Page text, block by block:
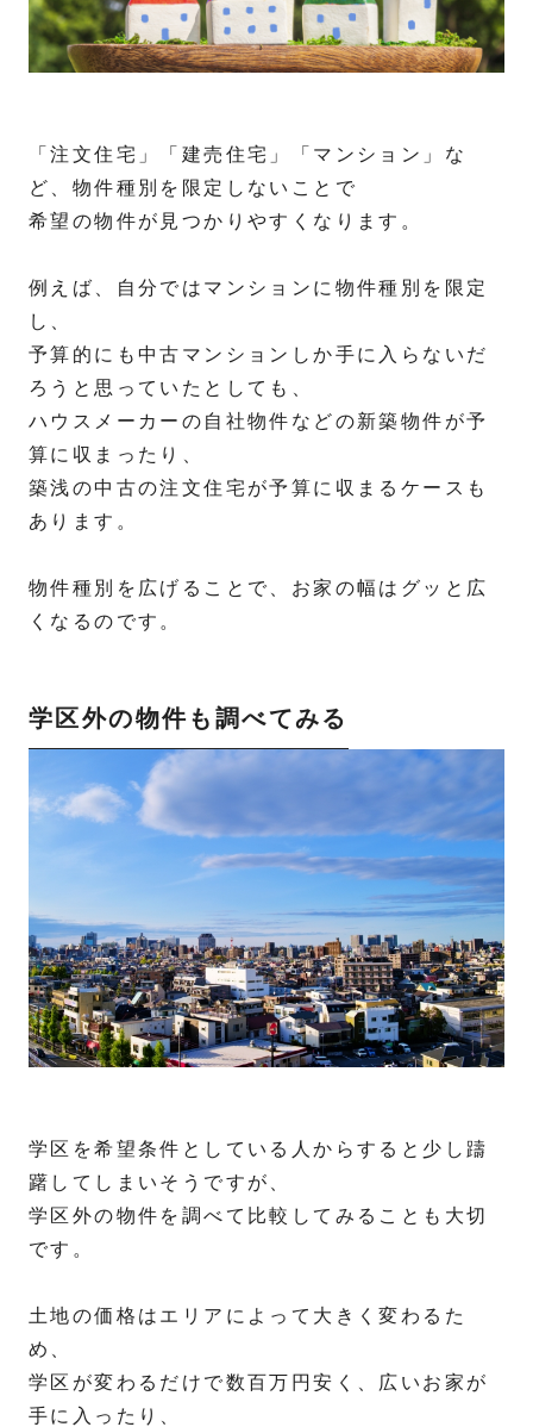
「注文住宅」「建売住宅」「マンション」な
ど、物件種別を限定しないことで
希望の物件が見つかりやすくなります。
例えば、自分ではマンションに物件種別を限定
し、
予算的にも中古マンションしか手に入らないだ
ろうと思っていたとしても、
ハウスメーカーの自社物件などの新築物件が予
算に収まったり、
築浅の中古の注文住宅が予算に収まるケースも
あります。
物件種別を広げることで、お家の幅はグッと広
くなるのです。
学区外の物件も調べてみる
学区を希望条件としている人からすると少し躊
躇してしまいそうですが、
学区外の物件を調べて比較してみることも大切
です。
土地の価格はエリアによって大きく変わるた
め、
学区が変わるだけで数百万円安く、広いお家が
手に入ったり、